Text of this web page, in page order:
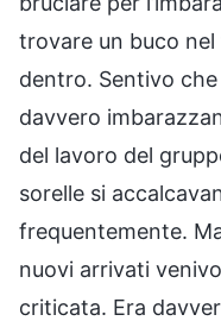
trovare un buco
dentro. Sentivo
davvero
del lavoro del
sorelle si
frequentemente.
nuovi arrivati
criticata. Era